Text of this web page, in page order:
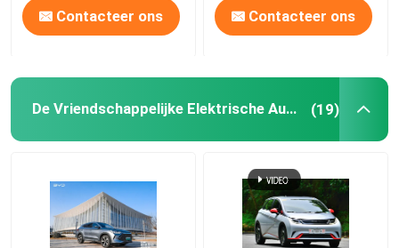
Contacteer ons Contacteer ons
De Vriendschappelijke Elektrische Auto's van ECO (19)